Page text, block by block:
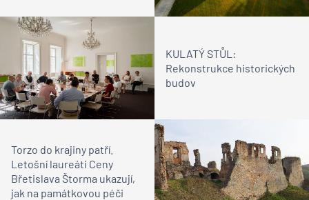
KULATÝ STŮL:
Rekonstrukce historických
budov
Torzo do krajiny patří.
Letošní laureáti Ceny
Břetislava Štorma ukazují,
jak na památkovou péči